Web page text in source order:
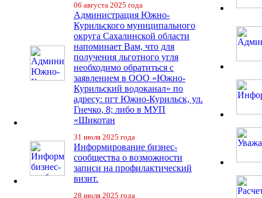
06 августа 2025 года
Администрация Южно-
Курильского муниципального
округа Сахалинской области
напоминает Вам, что для
получения льготного угля
необходимо обратиться с
заявлением в ООО «Южно-
Курильский водоканал» по
адресу: пгт Южно-Курильск, ул.
Гнечко, 8; либо в МУП
«Шикотан
31 июля 2025 года
Информирование бизнес-
сообщества о возможности
записи на профилактический
визит.
28 июля 2025 года